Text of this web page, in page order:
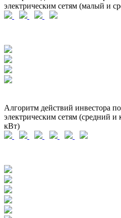
электрическим сетям (малый и
Алгоритм действий инвестора
электрическим сетям (средний
кВт)